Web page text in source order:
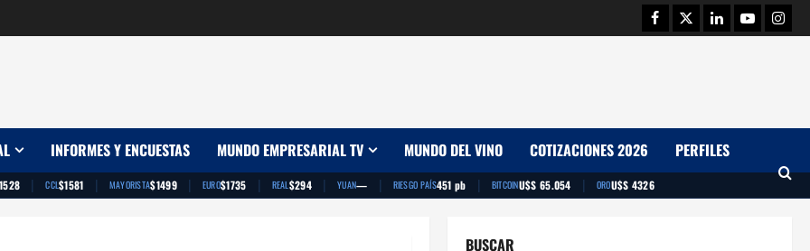
Facebook
TwitterLinkedinYoutube
INFORMES Y ENCUESTAS MUNDO EMPRESARIAL TV MUNDO DEL VINO COTIZACIONES 2026 PERFILES
| CCL$1581 | MAYORISTA$1499 | EURO$1735 | REAL$294 | YUAN— | RIESGO PAÍS451 pb | BITCOINU$S 65.054 | OROU$S 4326
BUSCAR